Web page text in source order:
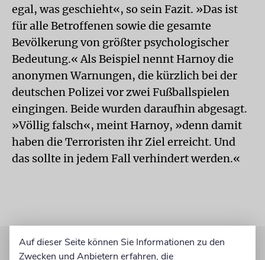
egal, was geschieht«, so sein Fazit. »Das ist
für alle Betroffenen sowie die gesamte
Bevölkerung von größter psychologischer
Bedeutung.« Als Beispiel nennt Harnoy die
anonymen Warnungen, die kürzlich bei der
deutschen Polizei vor zwei Fußballspielen
eingingen. Beide wurden daraufhin abgesagt.
»Völlig falsch«, meint Harnoy, »denn damit
haben die Terroristen ihr Ziel erreicht. Und
das sollte in jedem Fall verhindert werden.«
Auf dieser Seite können Sie Informationen zu den
Zwecken und Anbietern erfahren, die